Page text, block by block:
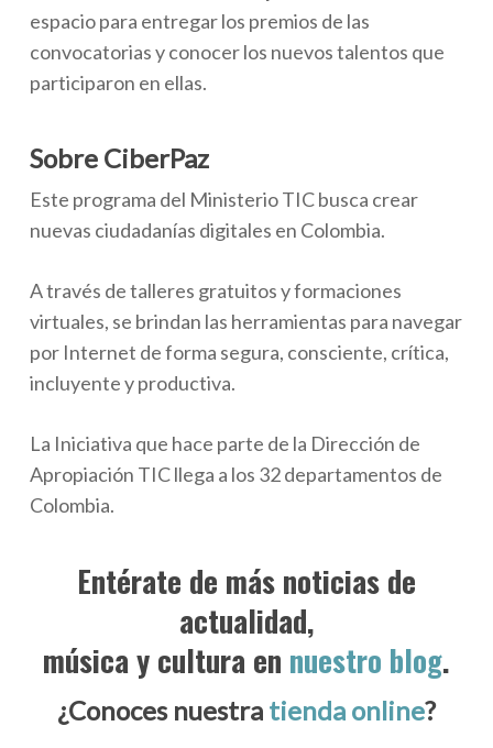
espacio para entregar los premios de las
convocatorias y conocer los nuevos talentos que
participaron en ellas.
Sobre CiberPaz
Este programa del Ministerio TIC busca crear
nuevas ciudadanías digitales en Colombia.
A través de talleres gratuitos y formaciones
virtuales, se brindan las herramientas para navegar
por Internet de forma segura, consciente, crítica,
incluyente y productiva.
La Iniciativa que hace parte de la Dirección de
Apropiación TIC llega a los 32 departamentos de
Colombia.
Entérate de más noticias de
actualidad,
música y cultura en nuestro blog.
¿Conoces nuestra tienda online?